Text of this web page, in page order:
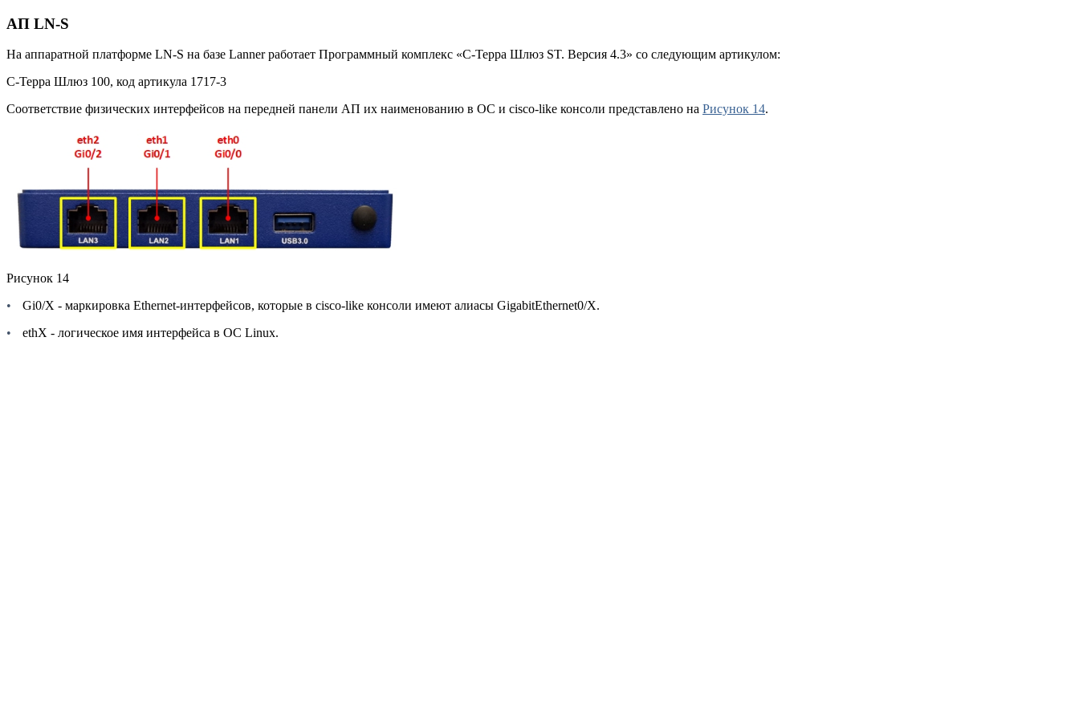
АП LN-S
На аппаратной платформе LN-S на базе Lannerработает Программный комплекс «С-Терра Шлюз ST. Версия 4.3» со следующим артикулом:
С-Терра Шлюз 100, код артикула 1717-3
Соответствие физических интерфейсов на передней панели АП их наименованию в ОС и cisco-like консоли представлено на Рисунок 14.
Рисунок 14
•
Gi0/X - маркировка Ethernet-интерфейсов, которые в cisco-like консоли имеют алиасы GigabitEthernet0/X.
•
ethX - логическое имя интерфейса в ОС Linux.